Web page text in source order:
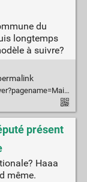
du
longtemps
à suivre?
présent
Haaa
même.